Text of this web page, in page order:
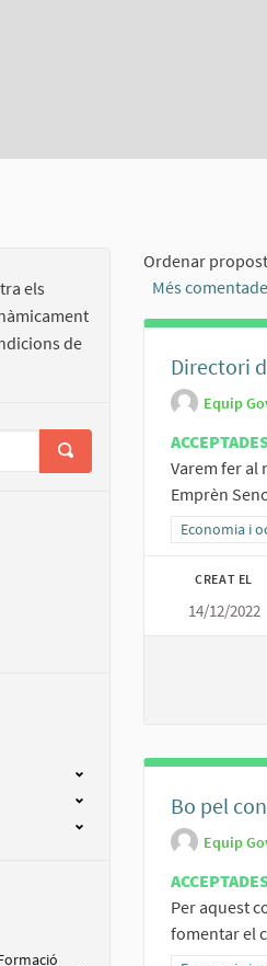
els
de
Ordenar
Més
Directori
Equip
Varem fer al
Emprèn
Resultats al
Economia i
CREAT EL
14/12/2022
Bo pel
Equip
Per aquest
fomentar el